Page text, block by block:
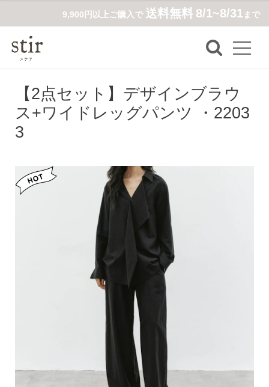
9,900円以上ご購入で 送料無料 8/1~8/31まで
【2点セット】デザインブラウ
ス+ワイドレッグパンツ ・2203
3